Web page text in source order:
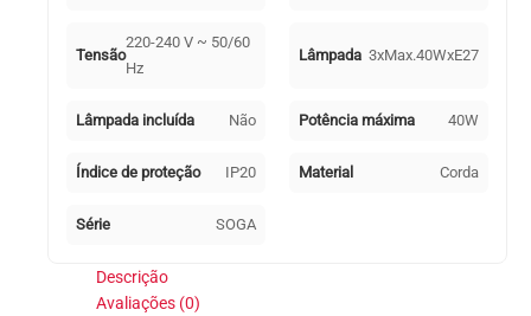
Tensão
220-240 V ~ 50/60
Hz
Lâmpada 3xMax.40WxE27
Lâmpada incluída Não Potência máxima 40W
Índice de proteção IP20 Material Corda
Série SOGA
Descrição
Avaliações (0)